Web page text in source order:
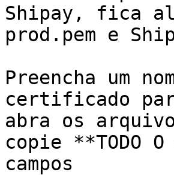
Shipay, fica
prod.pem e
Preencha um
certificado
abra os
copie **TODO
campos